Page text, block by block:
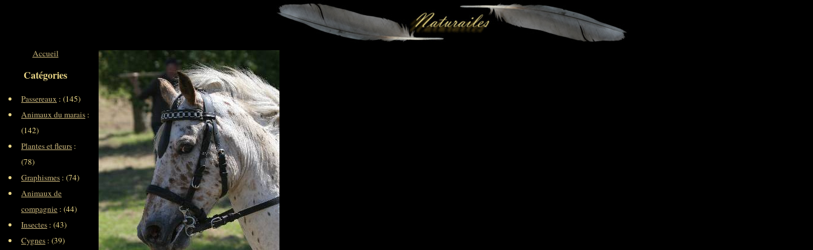
Accueil
Catégories
Passereaux : (145)
Animaux du marais :
(142)
Plantes et fleurs :
(78)
Graphismes : (74)
Animaux de
compagnie : (44)
Insectes : (43)
Cygnes : (39)